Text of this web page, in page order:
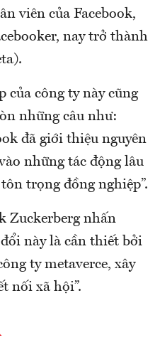
viên của Facebook,
nay trở thành
của công ty này cũng
những câu như:
đã giới thiệu nguyên
những tác động lâu
trọng đồng nghiệp”.
Zuckerberg nhấn
này là cần thiết bởi
ty metaverce, xây
nối xã hội”.